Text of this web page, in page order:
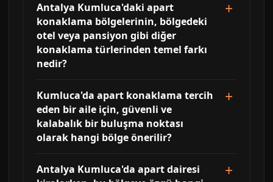
Antalya Kumluca'daki apart
konaklama bölgelerinin, bölgedeki
otel veya pansiyon gibi diğer
konaklama türlerinden temel farkı
nedir?
Kumluca'da apart konaklama tercih
eden bir aile için, güvenli ve
kalabalık bir buluşma noktası
olarak hangi bölge önerilir?
Antalya Kumluca'da apart dairesi